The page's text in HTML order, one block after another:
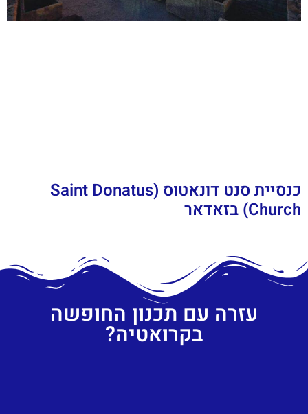
כנסיית סנט דונאטוס (Saint Donatus
Church) בזאדאר
עזרה עם תכנון החופשה
בקרואטיה?